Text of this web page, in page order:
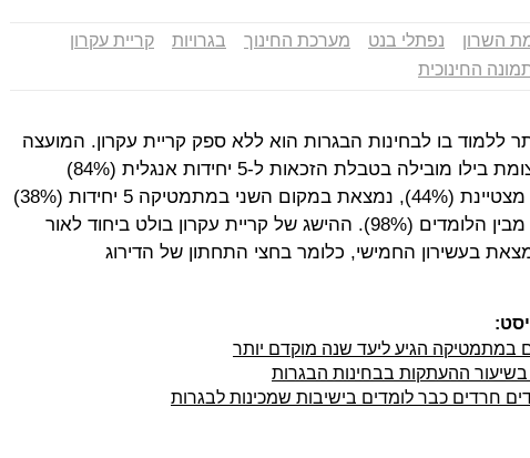
השרון נפתלי בנט מערכת החינוך בגרויות
קריית עקרון
החינוכית
ללמוד בו לבחינות הבגרות הוא ללא ספק קריית עקרון. המועצה
המקומית שליד צומת בילו מובילה בטבלת הזכאות ל-5 יחידות אנגלית (84%)
ובזכאות לבגרות מצטיינת (44%), נמצאת במקום השני במתמטיקה 5 יחידות (38%)
ובזכאות לבגרות מבין הלומדים (98%). ההישג של קריית עקרון בולט ביחוד לאור
בעשירון החמישי, כלומר בחצי התחתון של הדירוג
במתמטיקה הגיע ליעד שנה מוקדם יותר
ההעתקות בבחינות הבגרות
חרדים כבר לומדים בישיבות שמכינות לבגרות